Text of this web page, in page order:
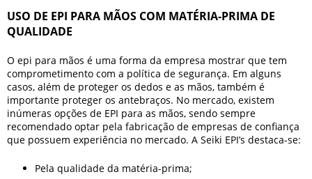
USO DE EPI PARA MÃOS COM MATÉRIA-PRIMA DE
QUALIDADE
O epi para mãos é uma forma da empresa mostrar que tem
comprometimento com a política de segurança. Em alguns
casos, além de proteger os dedos e as mãos, também é
importante proteger os antebraços. No mercado, existem
inúmeras opções de EPI para as mãos, sendo sempre
recomendado optar pela fabricação de empresas de confiança
que possuem experiência no mercado. A Seiki EPI’s destaca-se:
Pela qualidade da matéria-prima;